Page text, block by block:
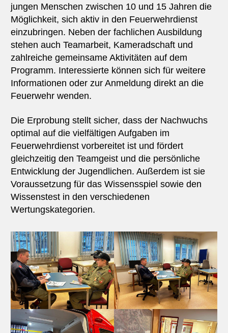
jungen Menschen zwischen 10 und 15 Jahren die
Möglichkeit, sich aktiv in den Feuerwehrdienst
einzubringen. Neben der fachlichen Ausbildung
stehen auch Teamarbeit, Kameradschaft und
zahlreiche gemeinsame Aktivitäten auf dem
Programm. Interessierte können sich für weitere
Informationen oder zur Anmeldung direkt an die
Feuerwehr wenden.
Die Erprobung stellt sicher, dass der Nachwuchs
optimal auf die vielfältigen Aufgaben im
Feuerwehrdienst vorbereitet ist und fördert
gleichzeitig den Teamgeist und die persönliche
Entwicklung der Jugendlichen. Außerdem ist sie
Voraussetzung für das Wissensspiel sowie den
Wissenstest in den verschiedenen
Wertungskategorien.